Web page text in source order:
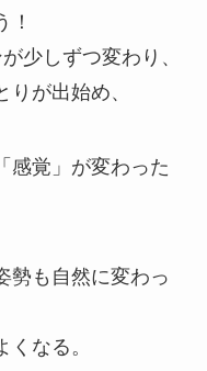
！
少しずつ変わり、
が出始め、
感覚」が変わった
勢も自然に変わっ
なる。